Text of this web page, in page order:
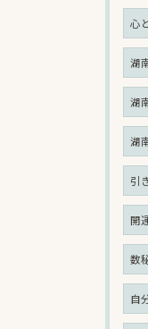
心
湖
湖
湖
引
開
数
自